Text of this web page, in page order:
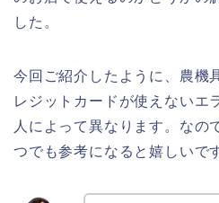
した。
今回ご紹介したように、農機
レジットカードが使えないエ
人によって異なります。なの
つでも参考になると嬉しいで